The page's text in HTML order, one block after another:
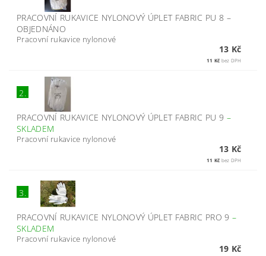
PRACOVNÍ RUKAVICE NYLONOVÝ ÚPLET FABRIC PU 8 –
OBJEDNÁNO
Pracovní rukavice nylonové
13 Kč
11 Kč bez DPH
2.
PRACOVNÍ RUKAVICE NYLONOVÝ ÚPLET FABRIC PU 9 –
SKLADEM
Pracovní rukavice nylonové
13 Kč
11 Kč bez DPH
3.
PRACOVNÍ RUKAVICE NYLONOVÝ ÚPLET FABRIC PRO 9 –
SKLADEM
Pracovní rukavice nylonové
19 Kč